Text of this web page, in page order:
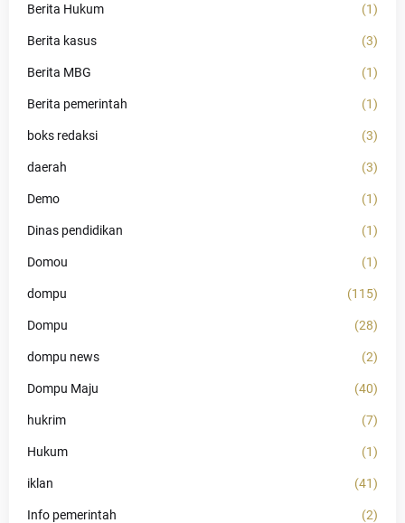
Berita Hukum (1)
Berita kasus (3)
Berita MBG (1)
Berita pemerintah (1)
boks redaksi (3)
daerah (3)
Demo (1)
Dinas pendidikan (1)
Domou (1)
dompu (115)
Dompu (28)
dompu news (2)
Dompu Maju (40)
hukrim (7)
Hukum (1)
iklan (41)
Info pemerintah (2)